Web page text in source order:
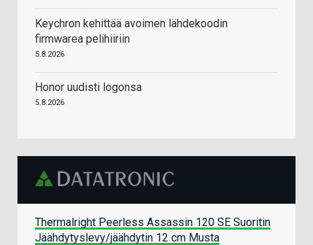
Keychron kehittää avoimen lähdekoodin
firmwarea pelihiiriin
5.8.2026
Honor uudisti logonsa
5.8.2026
Thermalright Peerless Assassin 120 SE Suoritin
Jäähdytyslevy/jäähdytin 12 cm Musta